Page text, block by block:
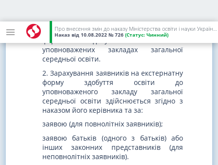
Про внесення змін до наказу Міністерства освіти і науки України від 01 березня 2021 року N 271
Наказ від 10.08.2022 № 726 (Статус: Чинний)
випадків звільнення від державної
підсумкової атестації) за екстернатною
формою здобуття освіти в
уповноважених закладах загальної
середньої освіти.
2. Зарахування заявників на екстернатну
форму здобуття освіти до
уповноваженого закладу загальної
середньої освіти здійснюється згідно з
наказом його керівника та за:
заявою (для повнолітніх заявників);
заявою батьків (одного з батьків) або
інших законних представників (для
неповнолітніх заявників).